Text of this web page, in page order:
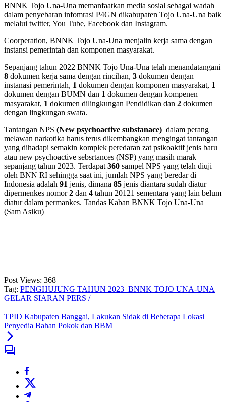
BNNK Tojo Una-Una memanfaatkan media sosial sebagai wadah
dalam penyebaran infomrasi P4GN dikabupaten Tojo Una-Una baik
melalui twitter, You Tube, Facebook dan Instagram.
Coorperation, BNNK Tojo Una-Una menjalin kerja sama dengan
instansi pemerintah dan komponen masyarakat.
Sepanjang tahun 2022 BNNK Tojo Una-Una telah menandatangani
8 dokumen kerja sama dengan rincihan, 3 dokumen dengan
instanasi pemerintah, 1 dokumen dengan komponen masyarakat, 1
dokumen dengan BUMN dan 1 dokumen dengan kompenen
masyarakat, 1 dokumen dilingkungan Pendidikan dan 2 dokumen
dengan lingkungan swata.
Tantangan NPS (New psychoactive substanace) dalam perang
melawan narkotika harus terus dikembangkan mengingat tantangan
yang dihadapi semakin komplek peredaran zat psikoaktif jenis baru
atau new psychoactive sebsrtances (NSP) yang masih marak
sepanjang tahun 2023. Terdapat 360 sampel NPS yang telah diuji
oleh BNN RI sehingga saat ini, jumlah NPS yang beredar di
Indonesia adalah 91 jenis, dimana 85 jenis diantara sudah diatur
dipermenkes nomor2 dan 4 tahun 20121 sementara yang lain belum
diatur dalam permankes. Tandas Kaban BNNK Tojo Una-Una
(Sam Asiku)
Post Views: 368
Tag: PENGHUJUNG TAHUN 2023 BNNK TOJO UNA-UNA
GELAR SIARAN PERS /
TPID Kabupaten Banggai, Lakukan Sidak di Beberapa Lokasi
Penyedia Bahan Pokok dan BBM